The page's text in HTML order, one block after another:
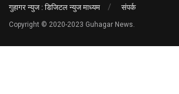
गुहागर न्युज : डिजिटल न्युज माध्यम संपर्क
Copyright © 2020-2023 Guhagar News.